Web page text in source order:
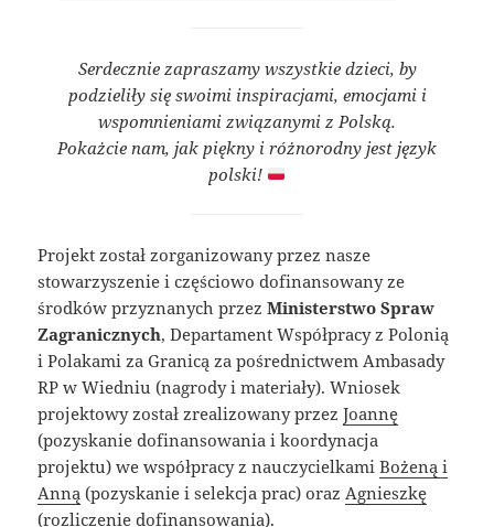
Serdecznie zapraszamy wszystkie dzieci, by
podzieliły się swoimi inspiracjami, emocjami i
wspomnieniami związanymi z Polską.
Pokażcie nam, jak piękny i różnorodny jest język
polski!
Projekt został zorganizowany przez nasze
stowarzyszenie i częściowo dofinansowany ze
środków przyznanych przezMinisterstwo Spraw
Zagranicznych, Departament Współpracy z Polonią
i Polakami za Granicą za pośrednictwem Ambasady
RP w Wiedniu (nagrody i materiały). Wniosek
projektowy został zrealizowany przezJoannę
(pozyskanie dofinansowania i koordynacja
projektu) we współpracy z nauczycielkamiBożeną i
Anną (pozyskanie i selekcja prac) oraz Agnieszkę
(rozliczenie dofinansowania).